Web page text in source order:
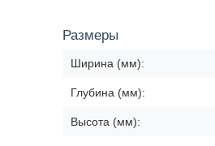
Размеры
Ширина (мм):
Глубина (мм):
Высота (мм):